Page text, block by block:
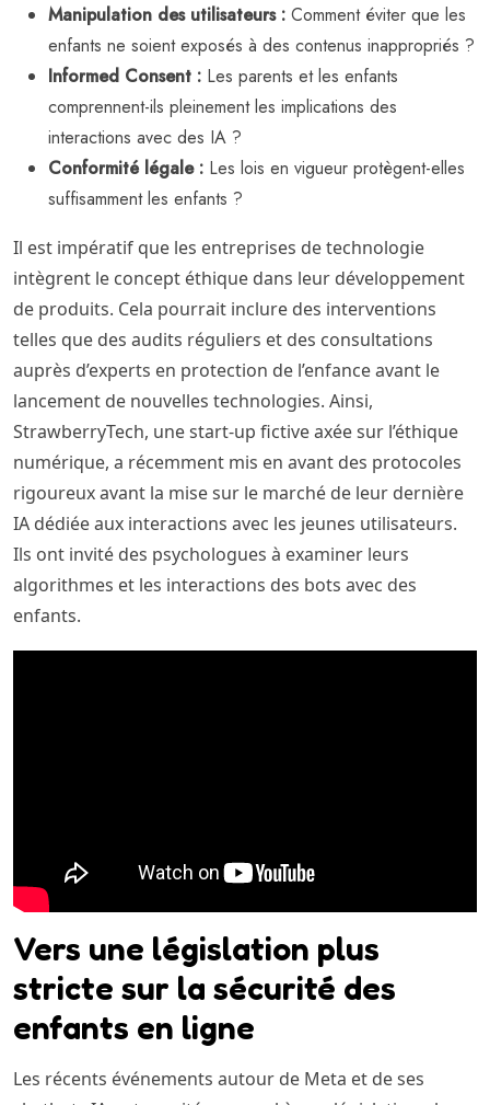
Manipulation des utilisateurs : Comment éviter que les
enfants ne soient exposés à des contenus inappropriés ?
Informed Consent : Les parents et les enfants
comprennent-ils pleinement les implications des
interactions avec des IA ?
Conformité légale : Les lois en vigueur protègent-elles
suffisamment les enfants ?
Il est impératif que les entreprises de technologie
intègrent le concept éthique dans leur développement
de produits. Cela pourrait inclure des interventions
telles que des audits réguliers et des consultations
auprès d’experts en protection de l’enfance avant le
lancement de nouvelles technologies. Ainsi,
StrawberryTech, une start-up fictive axée sur l’éthique
numérique, a récemment mis en avant des protocoles
rigoureux avant la mise sur le marché de leur dernière
IA dédiée aux interactions avec les jeunes utilisateurs.
Ils ont invité des psychologues à examiner leurs
algorithmes et les interactions des bots avec des
enfants.
Vers une législation plus
stricte sur la sécurité des
enfants en ligne
Les récents événements autour de Meta et de ses